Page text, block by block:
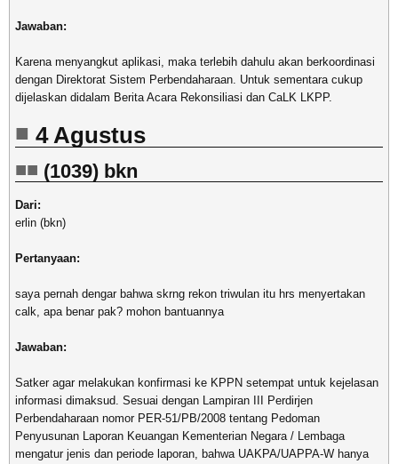
Jawaban:
Karena menyangkut aplikasi, maka terlebih dahulu akan berkoordinasi
dengan Direktorat Sistem Perbendaharaan. Untuk sementara cukup
dijelaskan didalam Berita Acara Rekonsiliasi dan CaLK LKPP.
4 Agustus
(1039) bkn
Dari:
erlin (bkn)
Pertanyaan:
saya pernah dengar bahwa skrng rekon triwulan itu hrs menyertakan
calk, apa benar pak? mohon bantuannya
Jawaban:
Satker agar melakukan konfirmasi ke KPPN setempat untuk kejelasan
informasi dimaksud. Sesuai dengan Lampiran III Perdirjen
Perbendaharaan nomor PER-51/PB/2008 tentang Pedoman
Penyusunan Laporan Keuangan Kementerian Negara / Lembaga
mengatur jenis dan periode laporan, bahwa UAKPA/UAPPA-W hanya